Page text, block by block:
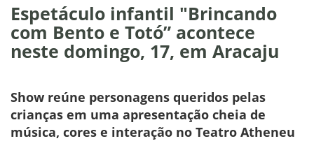
Espetáculo infantil "Brincando
com Bento e Totó” acontece
neste domingo, 17, em Aracaju
Show reúne personagens queridos pelas
crianças em uma apresentação cheia de
música, cores e interação no Teatro Atheneu